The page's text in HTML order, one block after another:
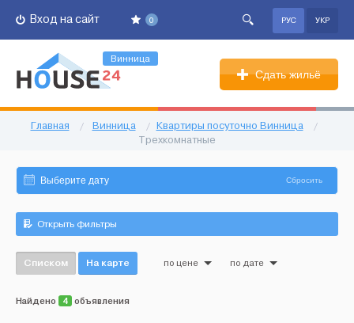
0
Вход на сайт РУС УКР
Винница
Сдать жильё
Главная / Винница / Квартиры посуточно Винница
/
Трехкомнатные
Сбросить
Открыть фильтры
Списком На карте по цене по дате
Найдено 4 объявления